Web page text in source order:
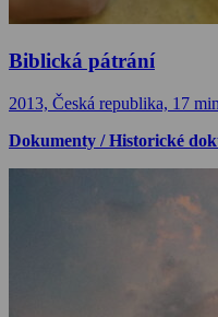
Biblická pátrání
2013, Česká republika, 17 min
Dokumenty / Historické